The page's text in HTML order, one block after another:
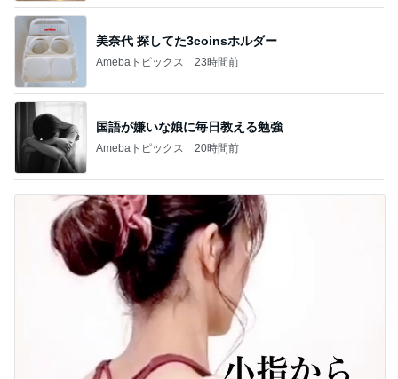
美奈代 探してた3coinsホルダー
Amebaトピックス 23時間前
国語が嫌いな娘に毎日教える勉強
Amebaトピックス 20時間前